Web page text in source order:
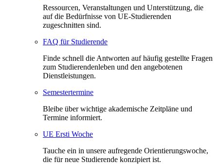
Ressourcen, Veranstaltungen und Unterstützung, die
auf die Bedürfnisse von UE-Studierenden
zugeschnitten sind.
FAQ für Studierende
Finde schnell die Antworten auf häufig gestellte Fragen
zum Studierendenleben und den angebotenen
Dienstleistungen.
Semestertermine
Bleibe über wichtige akademische Zeitpläne und
Termine informiert.
UE Ersti Woche
Tauche ein in unsere aufregende Orientierungswoche,
die für neue Studierende konzipiert ist.